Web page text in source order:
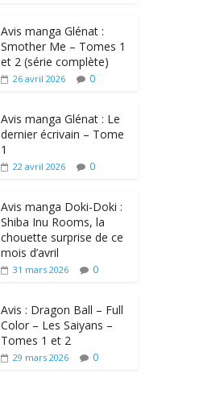
Avis manga Glénat :
Smother Me – Tomes 1
et 2 (série complète)
26 avril 2026 0
Avis manga Glénat : Le
dernier écrivain – Tome
1
22 avril 2026 0
Avis manga Doki-Doki :
Shiba Inu Rooms, la
chouette surprise de ce
mois d’avril
31 mars 2026 0
Avis : Dragon Ball – Full
Color – Les Saiyans –
Tomes 1 et 2
29 mars 2026 0